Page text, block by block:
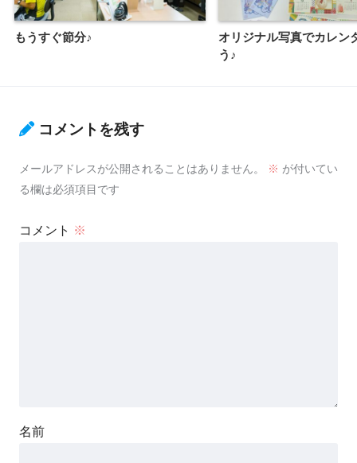
もうすぐ節分♪
オリジナル写真でカレン
う♪
コメントを残す
メールアドレスが公開されることはありません。 ※ が付いてい
る欄は必須項目です
コメント ※
名前